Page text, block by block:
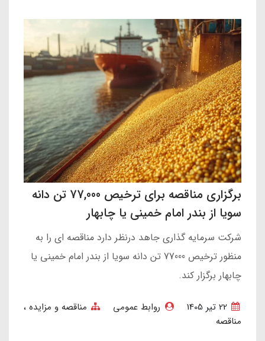
برگزاری مناقصه برای ترخیص 77,000 تن دانه
سویا از بندر امام خمینی یا چابهار
شرکت سرمایه گذاری جاهد درنظر دارد مناقصه ای را به
منظور ترخیص 77000 تن دانه سویا از بندر امام خمینی یا
چابهار برگزار کند.
22 تير 1405 روابط عمومی
مناقصه و مزایده
مناقصه